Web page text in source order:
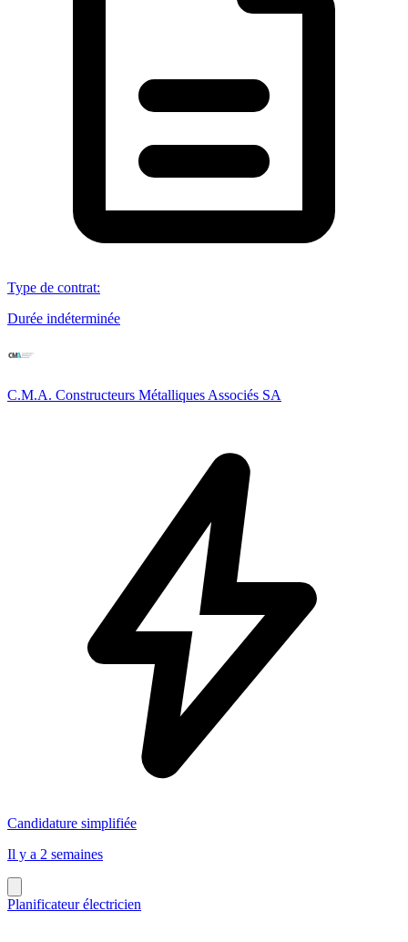
Type de contrat:
Durée indéterminée
C.M.A. Constructeurs Métalliques Associés SA
Candidature simplifiée
Il y a 2 semaines
Planificateur électricien